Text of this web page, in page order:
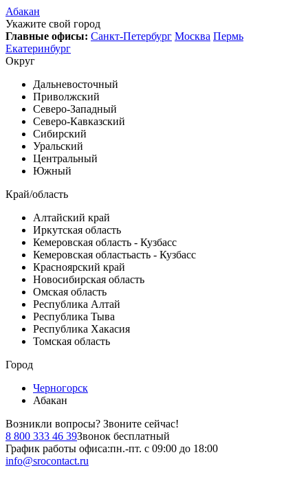
Абакан
Укажите свой город
Главные офисы: Санкт-Петербург Москва Пермь
Екатеринбург
Округ
Дальневосточный
Приволжский
Северо-Западный
Северо-Кавказский
Сибирский
Уральский
Центральный
Южный
Край/область
Алтайский край
Иркутская область
Кемеровская область - Кузбасс
Кемеровская областьасть - Кузбасс
Красноярский край
Новосибирская область
Омская область
Республика Алтай
Республика Тыва
Республика Хакасия
Томская область
Город
Черногорск
Абакан
Возникли вопросы? Звоните сейчас!
8 800 333 46 39Звонок бесплатный
График работы офиса:пн.-пт. с 09:00 до 18:00
info@srocontact.ru